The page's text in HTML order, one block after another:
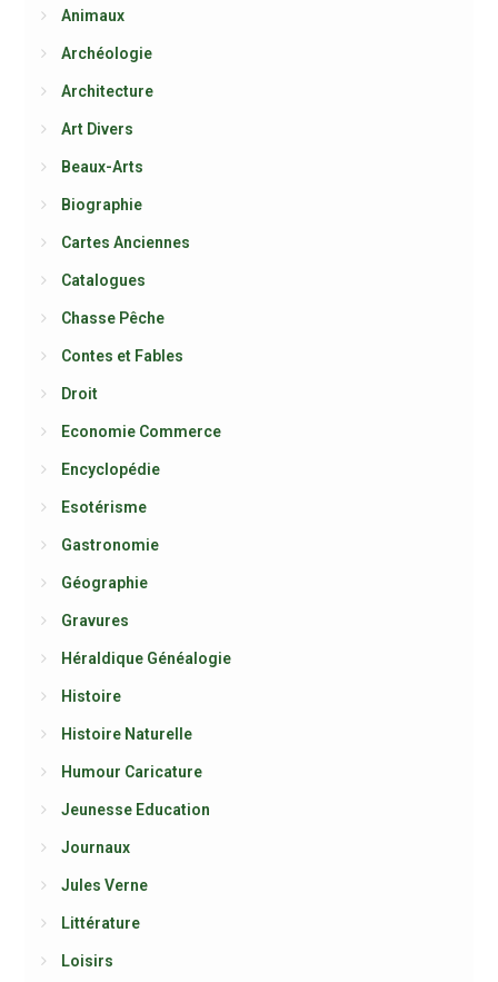
Animaux
Archéologie
Architecture
Art Divers
Beaux-Arts
Biographie
Cartes Anciennes
Catalogues
Chasse Pêche
Contes et Fables
Droit
Economie Commerce
Encyclopédie
Esotérisme
Gastronomie
Géographie
Gravures
Héraldique Généalogie
Histoire
Histoire Naturelle
Humour Caricature
Jeunesse Education
Journaux
Jules Verne
Littérature
Loisirs